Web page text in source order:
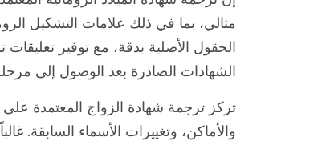
مثالي، بما في ذلك علامات التشكيل
الحقول الأصلية بدقة، مع توفير
الشهادات الصادرة بعد الوصول إلى مرحلة رقمنة 80
تركز ترجمة شهادة الزواج المعتمدة على
والأماكن، وتغييرات الأسماء السابقة.